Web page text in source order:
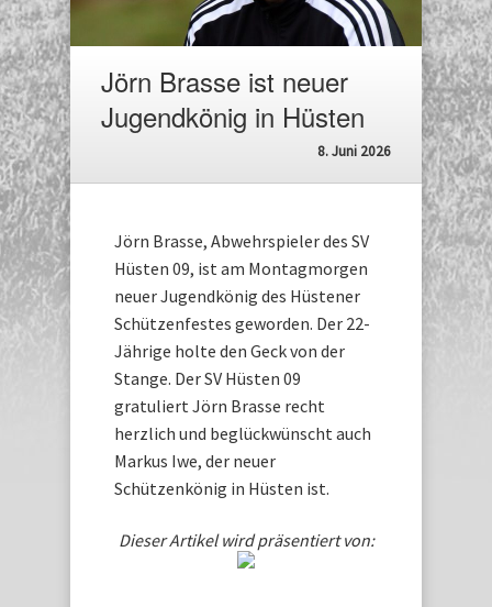
Jörn Brasse ist neuer
Jugendkönig in Hüsten
8. Juni 2026
Jörn Brasse, Abwehrspieler des SV
Hüsten 09, ist am Montagmorgen
neuer Jugendkönig des Hüstener
Schützenfestes geworden. Der 22-
Jährige holte den Geck von der
Stange. Der SV Hüsten 09
gratuliert Jörn Brasse recht
herzlich und beglückwünscht auch
Markus Iwe, der neuer
Schützenkönig in Hüsten ist.
Dieser Artikel wird präsentiert von: